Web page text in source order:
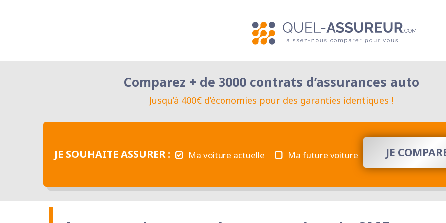
Comparez + de 3000 contrats d’assurances auto
Jusqu’à 400€ d’économies pour des garanties identiques !
JE SOUHAITE ASSURER : Ma voiture actuelle Ma future voiture JE